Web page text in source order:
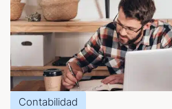
Contabilidad